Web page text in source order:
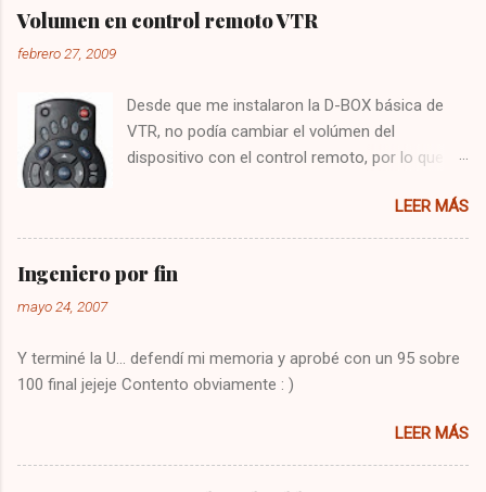
Volumen en control remoto VTR
febrero 27, 2009
Desde que me instalaron la D-BOX básica de
VTR, no podía cambiar el volúmen del
dispositivo con el control remoto, por lo que
audio, y el de VTR para cambiar los canales,
algo bastante molesto. Hoy me puse a buscar
en google y encontré la solución : Presionar
una vez la tecla CBL Presionar sin soltar la
Dejo constancia de la solución por si alguien
más tiene el mismo problema, y también para
LEER MÁS
Ingeniero por fin
mayo 24, 2007
Y terminé la U... defendí mi memoria y aprobé con un 95 sobre
100 final jejeje Contento obviamente : )
LEER MÁS